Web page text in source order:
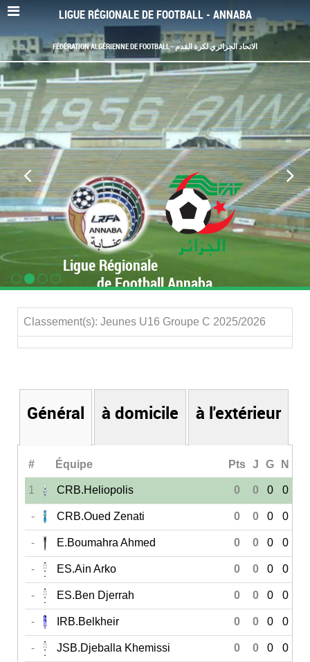
LIGUE RÉGIONALE DE FOOTBALL - ANNABA
FÉDÉRATION ALGÉRIENNE DE FOOTBALL - الاتحاد الجزائري لكرة القدم
Ligue Régionale
de Football Annaba
Classement(s): Jeunes U16 Groupe C 2025/2026
Général à domicile à l'extérieur
# Équipe Pts J G N
1 CRB.Heliopolis 0 0 0 0
- CRB.Oued Zenati 0 0 0 0
- E.Boumahra Ahmed 0 0 0 0
- ES.Ain Arko 0 0 0 0
- ES.Ben Djerrah 0 0 0 0
- IRB.Belkheir 0 0 0 0
- JSB.Djeballa Khemissi 0 0 0 0